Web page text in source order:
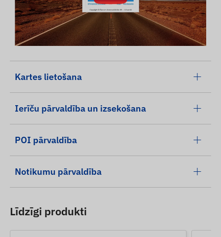
Kartes lietošana
Ierīču pārvaldība un izsekošana
POI pārvaldība
Notikumu pārvaldība
Līdzīgi produkti